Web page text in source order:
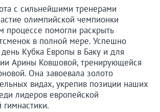
с сильнейшими тренерами
олимпийской чемпионки
процессе помогли раскрыть
в полной мере. Успешно
Кубка Европы в Баку и для
Арины Ковшовой, тренирующейся
Она завоевала золото
видах, укрепив позиции наших
лидеров европейской